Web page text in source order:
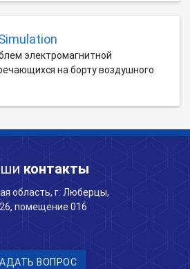
электромагнитной
на борту воздушного
контакты
область, г. Люберцы,
помещение 016
ВОПРОС